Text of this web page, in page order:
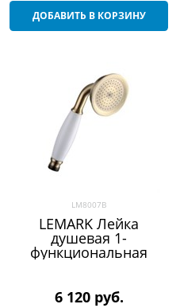
ДОБАВИТЬ В КОРЗИНУ
LM8007B
LEMARK Лейка
душевая 1-
функциональная
6 120 руб.